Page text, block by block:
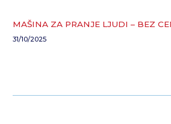
MAŠINA ZA PRANJE LJUDI – BEZ
31/10/2025